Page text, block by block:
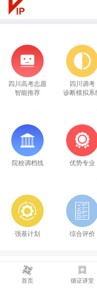
四川高考志愿
智能推荐
四川调考
诊断模拟系
院校调档线 优势专业
强基计划 综合评价
一对一咨询
首页 循证讲堂